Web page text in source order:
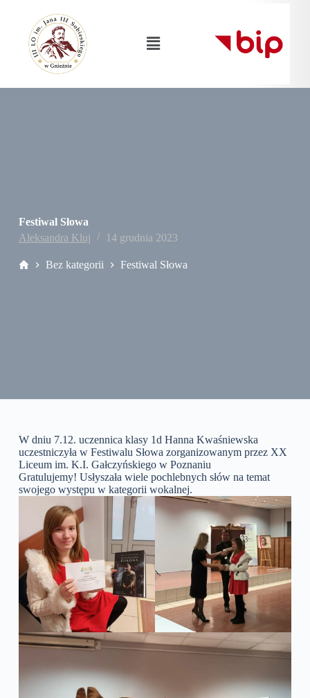
Festiwal Słowa
Aleksandra Kluj
14 grudnia 2023
Bez kategorii Festiwal Słowa
W dniu 7.12. uczennica klasy 1d Hanna Kwaśniewska
uczestniczyła w Festiwalu Słowa zorganizowanym przez XX
Liceum im. K.I. Gałczyńskiego w Poznaniu
Gratulujemy! Usłyszała wiele pochlebnych słów na temat
swojego występu w kategorii wokalnej.